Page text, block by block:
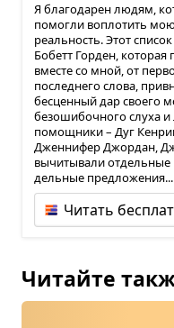
Я благодарен людям,
помогли воплотить
реальность. Этот
Бобетт Горден, которая
вместе со мной, от
последнего слова,
бесценный дар своего
безошибочного слуха
помощники – Дуг
Дженнифер Джордан,
вычитывали отдельные
дельные предложения...
Читать
Читайте